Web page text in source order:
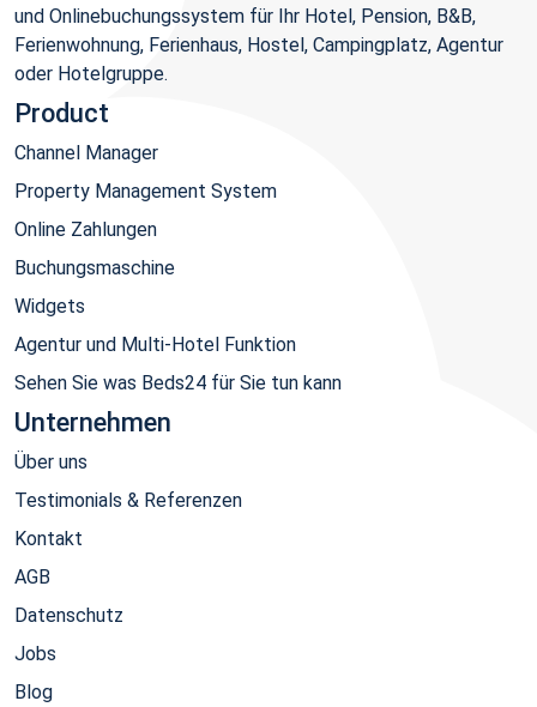
und Onlinebuchungssystem für Ihr Hotel, Pension, B&B,
Ferienwohnung, Ferienhaus, Hostel, Campingplatz, Agentur
oder Hotelgruppe.
Product
Channel Manager
Property Management System
Online Zahlungen
Buchungsmaschine
Widgets
Agentur und Multi-Hotel Funktion
Sehen Sie was Beds24 für Sie tun kann
Unternehmen
Über uns
Testimonials & Referenzen
Kontakt
AGB
Datenschutz
Jobs
Blog